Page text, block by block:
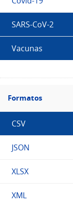
SARS-CoV-2
Vacunas
Filtro
Formatos
Formatos
CSV
JSON
XLSX
XML